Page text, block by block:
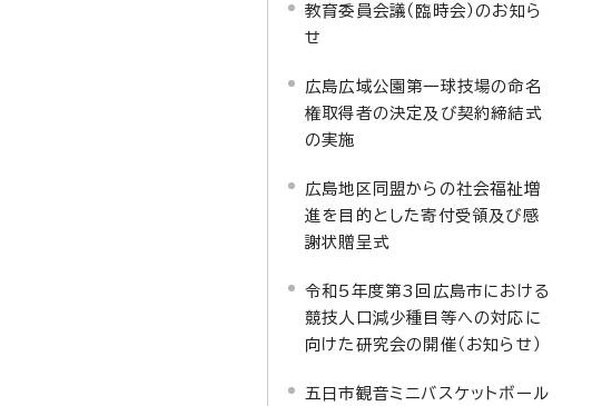
教育委員会議（臨時会）のお知ら
せ
広島広域公園第一球技場の命名
権取得者の決定及び契約締結式
の実施
広島地区同盟からの社会福祉増
進を目的とした寄付受領及び感
謝状贈呈式
令和5年度第3回広島市における
競技人口減少種目等への対応に
向けた研究会の開催（お知らせ）
五日市観音ミニバスケットボール